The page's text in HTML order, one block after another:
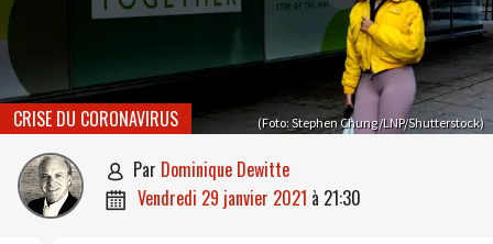
(Foto: Stephen Chung/LNP/Shutterstock)
CRISE DU CORONAVIRUS
 par Dominique Dewitte
 vendredi 29 janvier 2021 à 21:30